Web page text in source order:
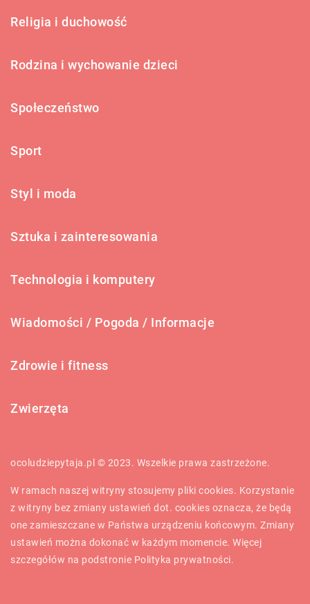
Religia i duchowość
Rodzina i wychowanie dzieci
Społeczeństwo
Sport
Styl i moda
Sztuka i zainteresowania
Technologia i komputery
Wiadomości / Pogoda / Informacje
Zdrowie i fitness
Zwierzęta
ocoludziepytaja.pl © 2023. Wszelkie prawa zastrzeżone.
W ramach naszej witryny stosujemy pliki cookies. Korzystanie
z witryny bez zmiany ustawień dot. cookies oznacza, że będą
one zamieszczane w Państwa urządzeniu końcowym. Zmiany
ustawień można dokonać w każdym momencie. Więcej
szczegółów na podstronie Polityka prywatności.